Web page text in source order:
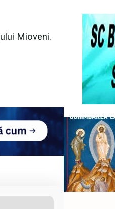
Mioveni.